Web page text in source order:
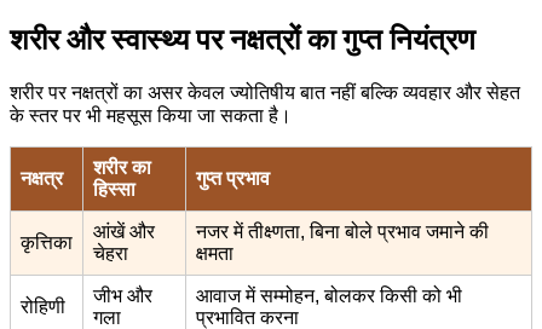
शरीर और स्वास्थ्य पर नक्षत्रों का गुप्त नियंत्रण
शरीर पर नक्षत्रों का असर केवल ज्योतिषीय बात नहीं बल्कि व्यवहार और सेहत
के स्तर पर भी महसूस किया जा सकता है।
नक्षत्र
शरीर का
हिस्सा
गुप्त प्रभाव
कृत्तिका
आंखें और
चेहरा
नजर में तीक्ष्णता, बिना बोले प्रभाव जमाने की
क्षमता
रोहिणी
जीभ और
गला
आवाज में सम्मोहन, बोलकर किसी को भी
प्रभावित करना